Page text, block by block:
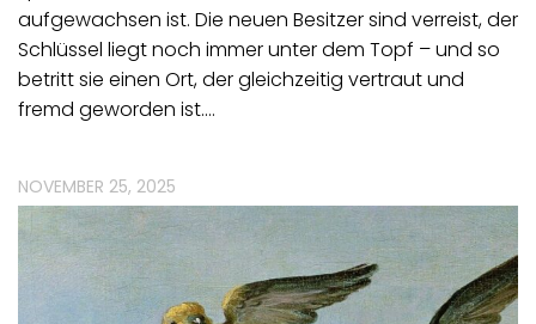
aufgewachsen ist. Die neuen Besitzer sind verreist, der
Schlüssel liegt noch immer unter dem Topf – und so
betritt sie einen Ort, der gleichzeitig vertraut und
fremd geworden ist.…
NOVEMBER 25, 2025